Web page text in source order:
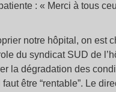
: « Merci à tous
notre hôpital, on est
du syndicat SUD de
la dégradation des
faut être “rentable”. Le